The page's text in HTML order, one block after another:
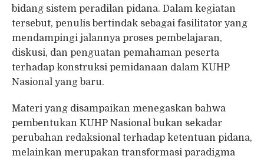
bidang sistem peradilan pidana. Dalam kegiatan
tersebut, penulis bertindak sebagai fasilitator yang
mendampingi jalannya proses pembelajaran,
diskusi, dan penguatan pemahaman peserta
terhadap konstruksi pemidanaan dalam KUHP
Nasional yang baru.
Materi yang disampaikan menegaskan bahwa
pembentukan KUHP Nasional bukan sekadar
perubahan redaksional terhadap ketentuan pidana,
melainkan merupakan transformasi paradigma